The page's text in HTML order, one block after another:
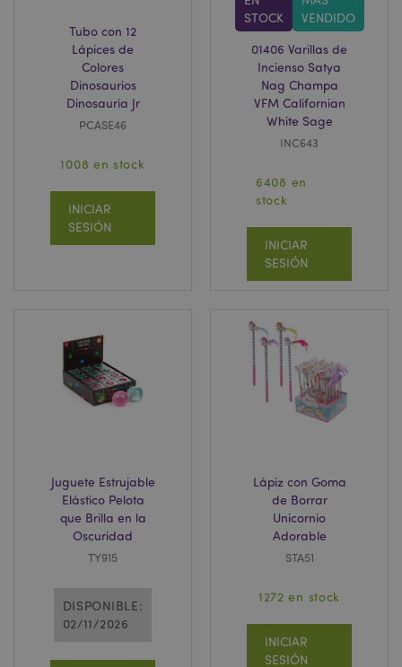
Tubo con 12
Lápices de
Colores
Dinosaurios
Dinosauria Jr
PCASE46
1008 en stock
INICIAR
SESIÓN
STOCK
VENDIDO
01406 Varillas de
Incienso Satya
Nag Champa
VFM Californian
White Sage
INC643
6408 en
stock
INICIAR
SESIÓN
Juguete Estrujable
Elástico Pelota
que Brilla en la
Oscuridad
TY915
DISPONIBLE:
02/11/2026
Lápiz con Goma
de Borrar
Unicornio
Adorable
STA51
1272 en stock
INICIAR
SESIÓN